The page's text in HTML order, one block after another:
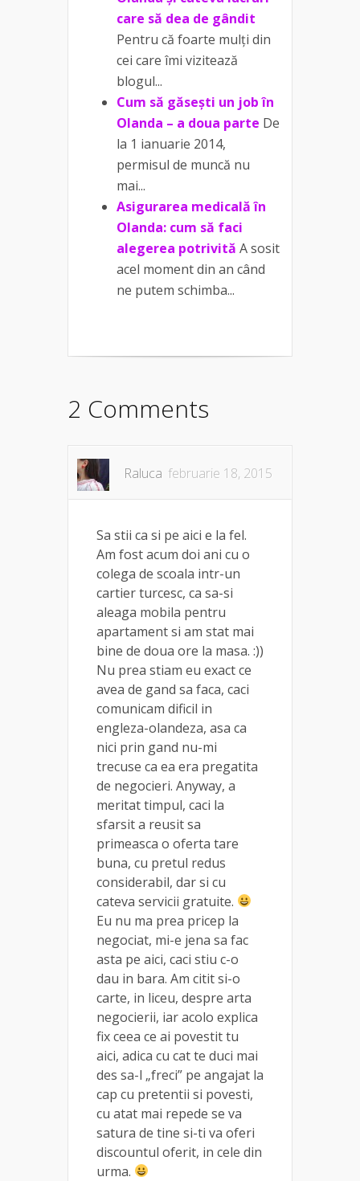
care să dea de gândit
Pentru că foarte mulți din
cei care îmi vizitează
blogul...
Cum să găsești un job în
Olanda – a doua parte De
la 1 ianuarie 2014,
permisul de muncă nu
mai...
Asigurarea medicală în
Olanda: cum să faci
alegerea potrivită A sosit
acel moment din an când
ne putem schimba...
2 Comments
Raluca februarie 18, 2015
Sa stii ca si pe aici e la fel.
Am fost acum doi ani cu o
colega de scoala intr-un
cartier turcesc, ca sa-si
aleaga mobila pentru
apartament si am stat mai
bine de doua ore la masa. :))
Nu prea stiam eu exact ce
avea de gand sa faca, caci
comunicam dificil in
engleza-olandeza, asa ca
nici prin gand nu-mi
trecuse ca ea era pregatita
de negocieri. Anyway, a
meritat timpul, caci la
sfarsit a reusit sa
primeasca o oferta tare
buna, cu pretul redus
considerabil, dar si cu
cateva servicii gratuite.
Eu nu ma prea pricep la
negociat, mi-e jena sa fac
asta pe aici, caci stiu c-o
dau in bara. Am citit si-o
carte, in liceu, despre arta
negocierii, iar acolo explica
fix ceea ce ai povestit tu
aici, adica cu cat te duci mai
des sa-l „freci” pe angajat la
cap cu pretentii si povesti,
cu atat mai repede se va
satura de tine si-ti va oferi
discountul oferit, in cele din
urma.